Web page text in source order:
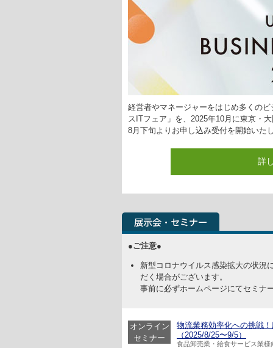
経営者やマネージャーをはじめ多くの
スITフェア」を、2025年10月に東京・
8月下旬よりお申し込み受付を開始いた
詳
●ご注意●
新型コロナウイルス感染拡大の状況
だく場合がございます。
事前に必ずホームページにてセミナ
オンライン
セミナー
物流業務効率化への挑戦
（2025/8/25〜9/5）
食品卸売業・給食サービス業様